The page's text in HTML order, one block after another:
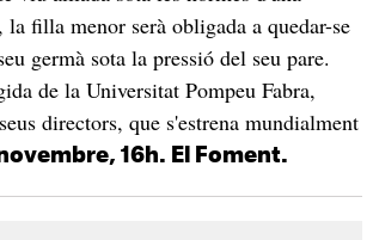
filla menor serà obligada a quedar-se
germà sota la pressió del seu pare.
de la Universitat Pompeu Fabra,
directors, que s'estrena mundialment
16h. El Foment.